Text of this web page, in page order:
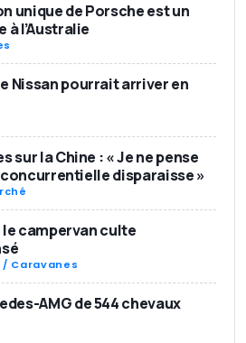
unique de Porsche est un
l’Australie
Nissan pourrait arriver en
sur la Chine : « Je ne pense
disparaisse »
campervan culte
Caravanes
AMG de 544 chevaux